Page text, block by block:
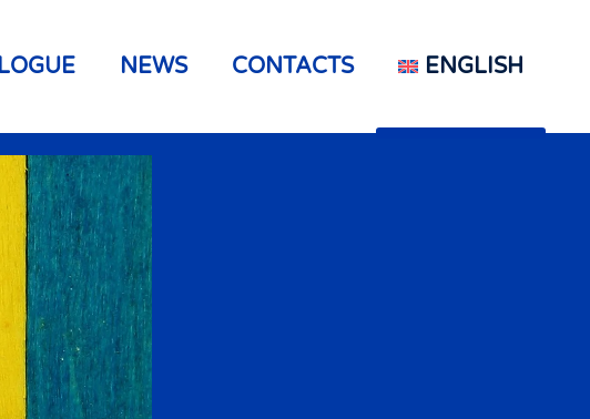
NEWS CONTACTS ENGLISH